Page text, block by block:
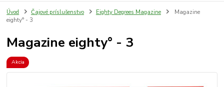
Úvod Čajové príslušenstvo Eighty Degrees Magazine
Magazine
eighty° - 3
Magazine eighty° - 3
Akcia